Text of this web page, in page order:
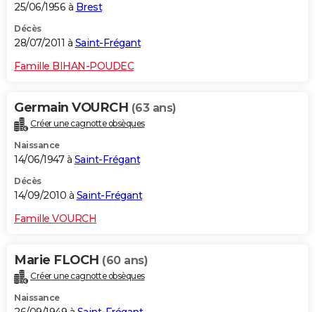
25/06/1956 à Brest
Décès
28/07/2011 à Saint-Frégant
Famille BIHAN-POUDEC
Germain VOURCH (63 ans)
Créer une cagnotte obsèques
Naissance
14/06/1947 à Saint-Frégant
Décès
14/09/2010 à Saint-Frégant
Famille VOURCH
Marie FLOCH (60 ans)
Créer une cagnotte obsèques
Naissance